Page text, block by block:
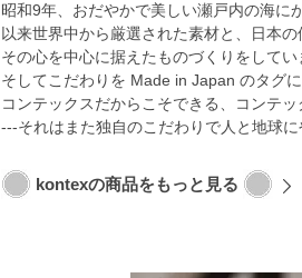
昭和9年、おだやかで美しい瀬戸内の海に
以来世界中から厳選された素材と、日本
その心を中心に据えたものづくりをしてい
そしてこだわりを Made in Japan のタグ
コンテックスだからこそできる、コンテ
---それはまた独自のこだわりで人と地球
kontexの商品をもっと見る